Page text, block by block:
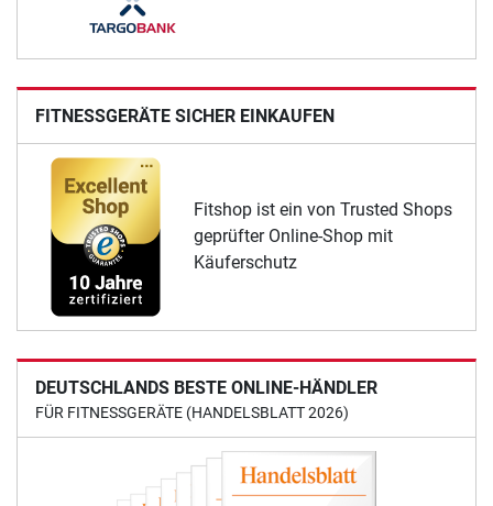
FITNESSGERÄTE SICHER EINKAUFEN
Fitshop ist ein von Trusted Shops
geprüfter Online-Shop mit
Käuferschutz
DEUTSCHLANDS BESTE ONLINE-HÄNDLER
FÜR FITNESSGERÄTE (HANDELSBLATT 2026)